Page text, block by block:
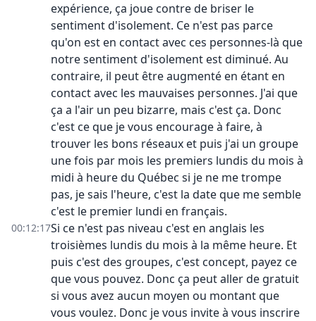
expérience, ça joue contre de briser le
sentiment d'isolement. Ce n'est pas parce
qu'on est en contact avec ces personnes-là que
notre sentiment d'isolement est diminué. Au
contraire, il peut être augmenté en étant en
contact avec les mauvaises personnes. J'ai que
ça a l'air un peu bizarre, mais c'est ça. Donc
c'est ce que je vous encourage à faire, à
trouver les bons réseaux et puis j'ai un groupe
une fois par mois les premiers lundis du mois à
midi à heure du Québec si je ne me trompe
pas, je sais l'heure, c'est la date que me semble
c'est le premier lundi en français.
00:12:17Si ce n'est pas niveau c'est en anglais les
troisièmes lundis du mois à la même heure. Et
puis c'est des groupes, c'est concept, payez ce
que vous pouvez. Donc ça peut aller de gratuit
si vous avez aucun moyen ou montant que
vous voulez. Donc je vous invite à vous inscrire